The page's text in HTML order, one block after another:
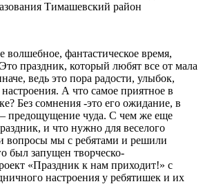
Тимашевский район
волшебное, фантастическое время,
праздник, который любят все от мала
ведь это пора радости, улыбок,
А что самое приятное в
Без сомнения -это его ожидание, в
– предощущение чуда. С чем же еще
и что нужно для веселого
вопросы мы с ребятами и решили
был запущен творческо-
«Праздник к нам приходит!» с
настроения у ребятишек и их